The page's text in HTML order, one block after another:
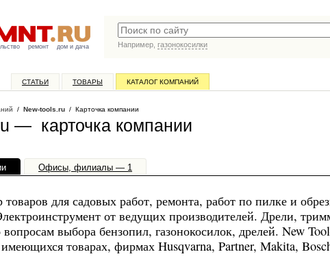
ремонт дом и дача
Например, газонокосилки
СТАТЬИ ТОВАРЫ КАТАЛОГ КОМПАНИЙ
/ New-tools.ru / Карточка компании
— карточка компании
Офисы, филиалы — 1
для садовых работ, ремонта, работ по пилке и
от ведущих производителей. Дрели,
вопросам выбора бензопил, газонокосилок, дрелей. New
товарах, фирмах Husqvarna, Partner, Makita,